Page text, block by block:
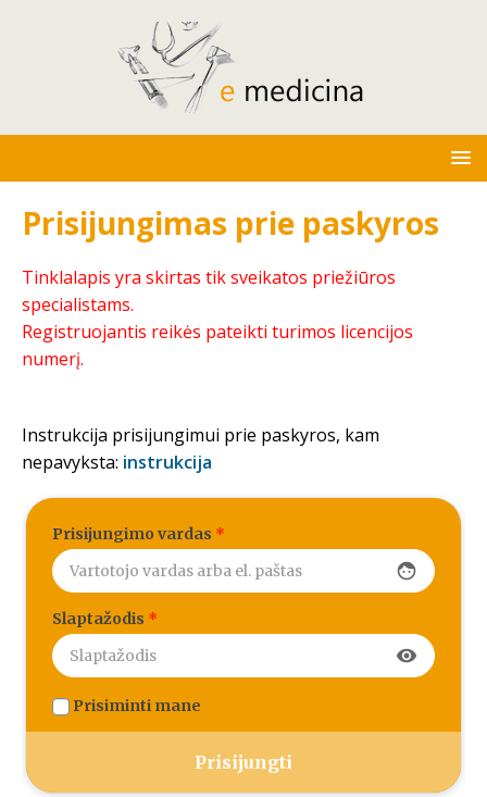
Prisijungimas prie paskyros
Tinklalapis yra skirtas tik sveikatos priežiūros
specialistams.
Registruojantis reikės pateikti turimos licencijos
numerį.
Instrukcija prisijungimui prie paskyros, kam
nepavyksta: instrukcija
Prisijungimo vardas *
face
Slaptažodis *
visibility
Prisiminti mane